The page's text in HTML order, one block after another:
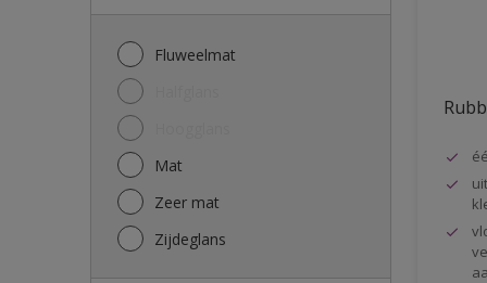
Fluweelmat
Mat
Zeer mat
Zijdeglans